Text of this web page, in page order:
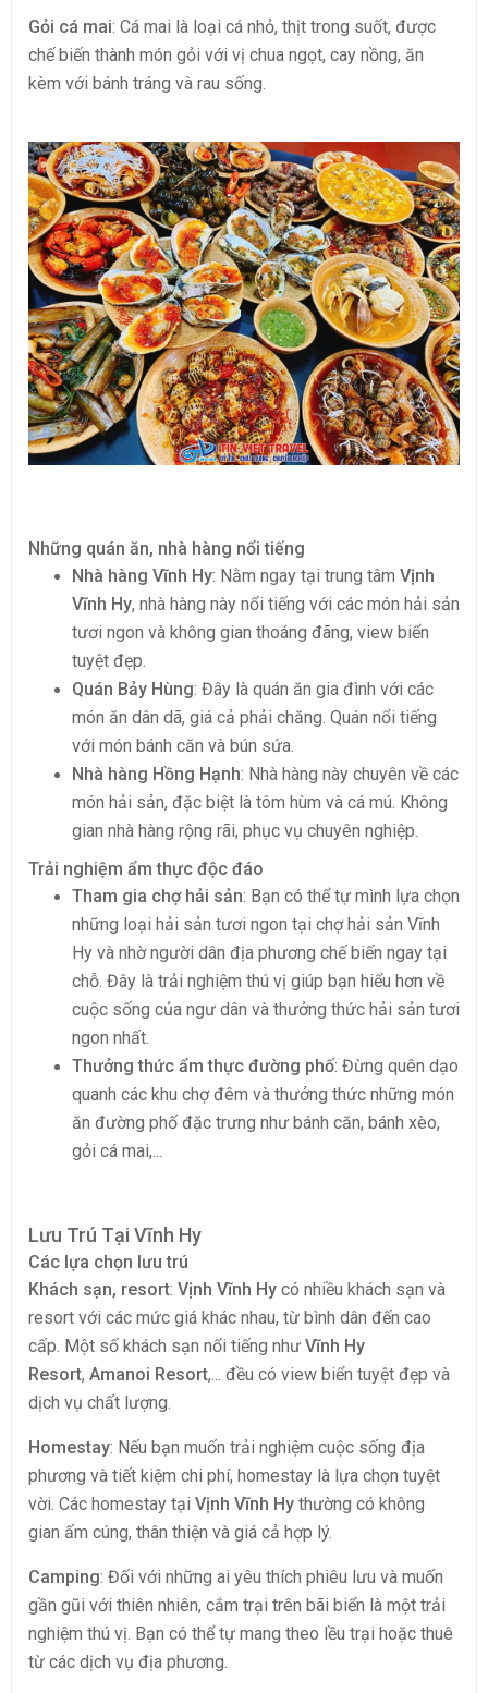
Gỏi cá mai: Cá mai là loại cá nhỏ, thịt trong suốt, được
chế biến thành món gỏi với vị chua ngọt, cay nồng, ăn
kèm với bánh tráng và rau sống.
Những quán ăn, nhà hàng nổi tiếng
Nhà hàng Vĩnh Hy: Nằm ngay tại trung tâm Vịnh
Vĩnh Hy, nhà hàng này nổi tiếng với các món hải sản
tươi ngon và không gian thoáng đãng, view biển
tuyệt đẹp.
Quán Bảy Hùng: Đây là quán ăn gia đình với các
món ăn dân dã, giá cả phải chăng. Quán nổi tiếng
với món bánh căn và bún sứa.
Nhà hàng Hồng Hạnh: Nhà hàng này chuyên về các
món hải sản, đặc biệt là tôm hùm và cá mú. Không
gian nhà hàng rộng rãi, phục vụ chuyên nghiệp.
Trải nghiệm ẩm thực độc đáo
Tham gia chợ hải sản: Bạn có thể tự mình lựa chọn
những loại hải sản tươi ngon tại chợ hải sản Vĩnh
Hy và nhờ người dân địa phương chế biến ngay tại
chỗ. Đây là trải nghiệm thú vị giúp bạn hiểu hơn về
cuộc sống của ngư dân và thưởng thức hải sản tươi
ngon nhất.
Thưởng thức ẩm thực đường phố: Đừng quên dạo
quanh các khu chợ đêm và thưởng thức những món
ăn đường phố đặc trưng như bánh căn, bánh xèo,
gỏi cá mai,...
Lưu Trú Tại Vĩnh Hy
Các lựa chọn lưu trú
Khách sạn, resort: Vịnh Vĩnh Hy có nhiều khách sạn và
resort với các mức giá khác nhau, từ bình dân đến cao
cấp. Một số khách sạn nổi tiếng như Vĩnh Hy
Resort, Amanoi Resort,... đều có view biển tuyệt đẹp và
dịch vụ chất lượng.
Homestay: Nếu bạn muốn trải nghiệm cuộc sống địa
phương và tiết kiệm chi phí, homestay là lựa chọn tuyệt
vời. Các homestay tại Vịnh Vĩnh Hy thường có không
gian ấm cúng, thân thiện và giá cả hợp lý.
Camping: Đối với những ai yêu thích phiêu lưu và muốn
gần gũi với thiên nhiên, cắm trại trên bãi biển là một trải
nghiệm thú vị. Bạn có thể tự mang theo lều trại hoặc thuê
từ các dịch vụ địa phương.